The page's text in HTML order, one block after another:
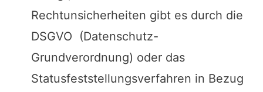
Rechtunsicherheiten gibt es durch die
DSGVO (Datenschutz-
Grundverordnung) oder das
Statusfeststellungsverfahren in Bezug